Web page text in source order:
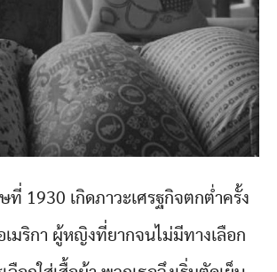
ที่ 1930 เกิดภาวะเศรฐกิจตกต่ำครั้ง
เมริกา ผู้หญิงที่ยากจนไม่มีทางเลือก